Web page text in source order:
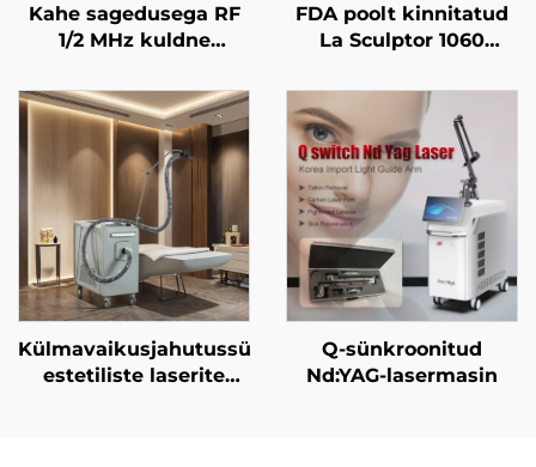
Kahe sagedusega RF
1/2 MHz kuldne
kasutamine näo
noorendamiseks
FDA poolt kinnitatud
La Sculptor 1060
selluliitdiodelasermasin
(1060 nm) keha
kujundamise ja
õhukestamise masin
Külmavaikusjahutussüsteem
estetiliste laserite
Q-sünkroonitud
Nd:YAG-lasermasin